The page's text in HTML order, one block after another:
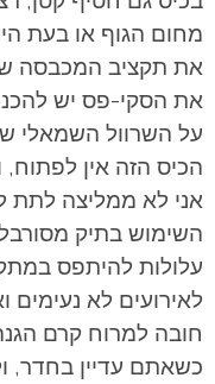
מחום הגוף או בעת
את תקציב המכבסה
את הסקי-פס יש
על השרוול השמאלי
הכיס הזה אין
אני לא ממליצה לתת
השימוש בתיק
עלולות להיתפס
לאירועים לא נעימים
חובה למרוח קרם
כשאתם עדיין בחדר,